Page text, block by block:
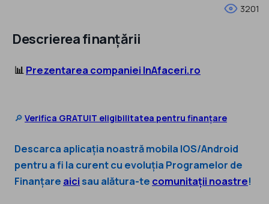
3201
Descrierea finanțării
📊Prezentarea companiei InAfaceri.ro
🔎 Verifica GRATUIT eligibilitatea pentru finanțare
Descarca aplicația noastră mobila IOS/Android
pentru a fi la curent cu evoluția Programelor de
Finanțare aici sau alătura-te comunitații noastre!